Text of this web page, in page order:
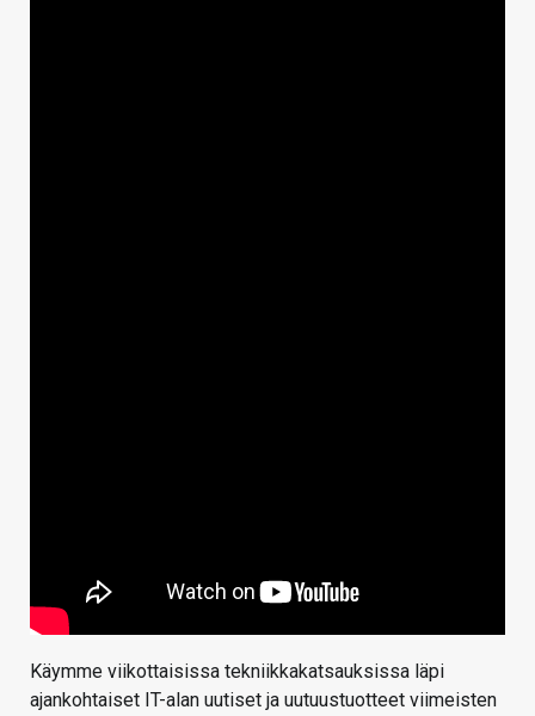
Käymme viikottaisissa tekniikkakatsauksissa läpi
ajankohtaiset IT-alan uutiset ja uutuustuotteet viimeisten